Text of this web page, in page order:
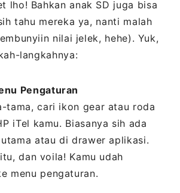
lho! Bahkan anak SD juga bisa
tahu mereka ya, nanti malah
nilai jelek, hehe). Yuk,
langkahnya:
Pengaturan
tama, cari ikon gear atau roda
iTel kamu. Biasanya sih ada
atau di drawer aplikasi.
dan voila! Kamu udah
menu pengaturan.